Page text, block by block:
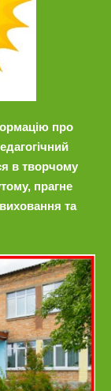
про
в творчому
прагне
та